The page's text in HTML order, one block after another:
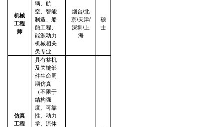
机械
工程
师
辆、航
空、智能
制造、船
舶工程、
能源动力
机械相关
类专业
烟台/北
京/天津/
深圳/上
海
硕
士
仿真
工程
具有整机
及关键部
件生命周
期仿真
（不限于
结构强
度、可靠
性、动力
学、流体